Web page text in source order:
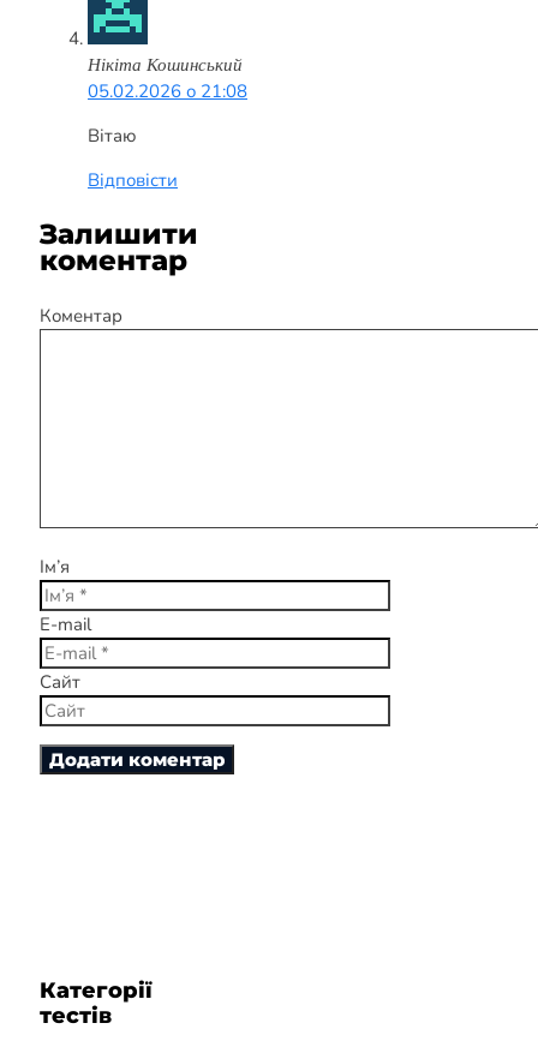
Нікіта Кошинський
05.02.2026 о 21:08
Вітаю
Відповісти
Залишити
коментар
Коментар
Ім’я
E-mail
Сайт
Категорії
тестів